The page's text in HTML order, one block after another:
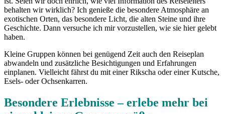
behalten wir wirklich? Ich genieße die besondere Atmosphäre an
exotischen Orten, das besondere Licht, die alten Steine und ihre
Geschichte. Dann versuche ich mir vorzustellen, wie sie hier gelebt
haben.
Kleine Gruppen können bei genügend Zeit auch den Reiseplan
abwandeln und zusätzliche Besichtigungen und Erfahrungen
einplanen. Vielleicht fährst du mit einer Rikscha oder einer Kutsche,
Esels- oder Ochsenkarren.
Besondere Erlebnisse – erlebe mehr bei